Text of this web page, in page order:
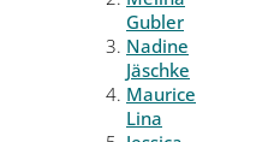
Gubler
Nadine
Jäschke
Maurice
Lina